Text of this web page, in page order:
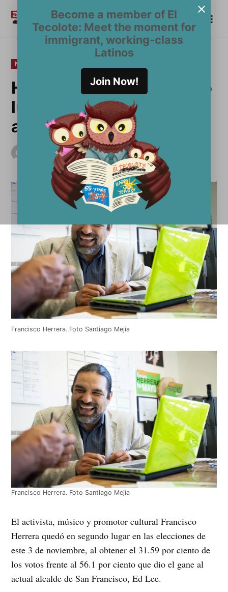
Become a member of El
Tecolote: Meet the moment for
immigrant, working-class
Latinos
Join Now!
contenido
El
Tecolote
Become a Member
PUBLICADO
EN
NOTICIAS
Herrera obtiene segundo
lugar en la carrera por la
alcaldía
El Tecolote Staff
noviembre 5, 2015
Francisco Herrera. Foto Santiago Mejía
Francisco Herrera. Foto Santiago Mejía
El activista, músico y promotor cultural Francisco
Herrera quedó en segundo lugar en las elecciones de
este 3 de noviembre, al obtener el 31.59 por ciento de
los votos frente al 56.1 por ciento que dio el gane al
actual alcalde de San Francisco, Ed Lee.